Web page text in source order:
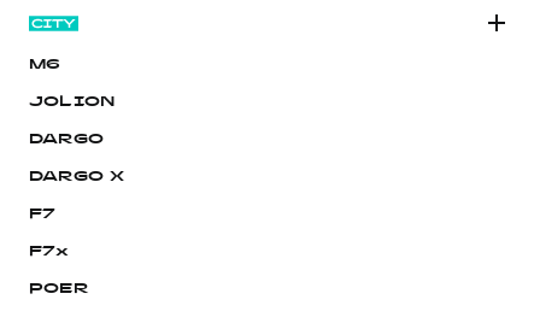
M6
JOLION
DARGO
DARGO Х
F7
F7x
POER